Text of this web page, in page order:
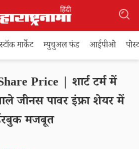
स्टॉक मार्केट म्युचुअल फंड आईपीओ
Price | शार्ट टर्म में
जीनस पावर इंफ्रा शेयर में
मजबूत